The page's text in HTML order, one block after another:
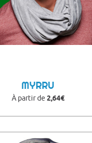
MYRRU
À partir de 2,64€